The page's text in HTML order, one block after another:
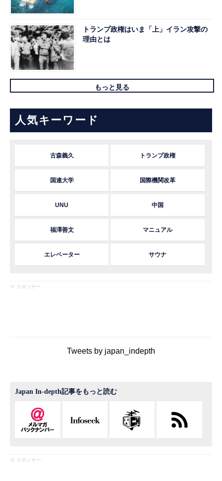
トランプ政権はいま「上」イラン攻撃の
理由とは
もっと見る
人気キーワード
古森義久 トランプ政権
国連大学 国際機関改革
UNU 中国
福澤善文 マニュアル
エレベーター サウナ
※ スポンサー
Tweets by japan_indepth
Japan In-depth記事をもっと読む
※ スポンサー